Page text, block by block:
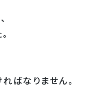
ばなりません。